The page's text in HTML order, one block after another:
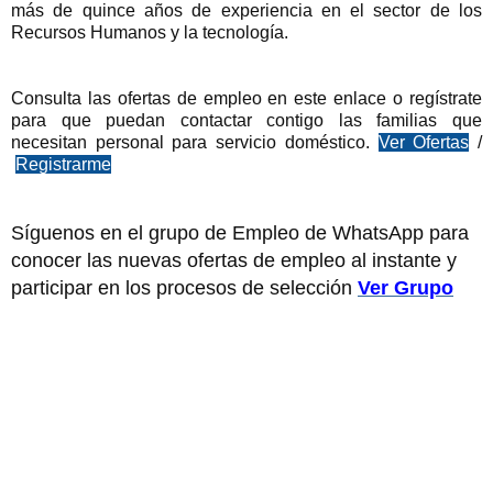
más de quince años de experiencia en el sector de los
Recursos Humanos y la tecnología.
Consulta las ofertas de empleo en este enlace o regístrate
para que puedan contactar contigo las familias que
necesitan personal para servicio doméstico. Ver Ofertas /
Registrarme
Síguenos en el grupo de Empleo de WhatsApp para
conocer las nuevas ofertas de empleo al instante y
participar en los procesos de selección Ver Grupo